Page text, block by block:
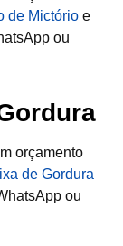
de Mictório e
ou
orçamento
de Gordura
ou